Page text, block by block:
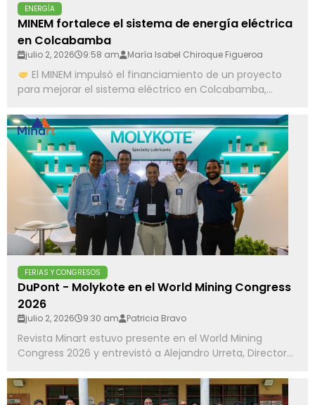
ENERGÍA
MINEM fortalece el sistema de energía eléctrica
en Colcabamba
julio 2, 2026 9:58 am María Isabel Chiroque Figueroa
El MINEM impulsó el financiamiento de un proyecto
para mejorar el sistema eléctrico en Colcabamba,...
FERIAS Y CONGRESOS
DuPont - Molykote en el World Mining Congress
2026
julio 2, 2026 9:30 am Patricia Bravo
Revista Minart estuvo presente en el World Mining
Congress 2026 y entrevistó a Alejandro Urreta, Director...